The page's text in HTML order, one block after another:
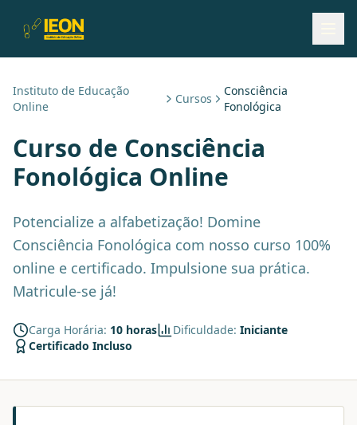
Instituto de Educação
Online
Cursos
Consciência
Fonológica
Curso de Consciência
Fonológica Online
Potencialize a alfabetização! Domine
Consciência Fonológica com nosso curso 100%
online e certificado. Impulsione sua prática.
Matricule-se já!
Carga Horária: 10 horas Dificuldade: Iniciante
Certificado Incluso